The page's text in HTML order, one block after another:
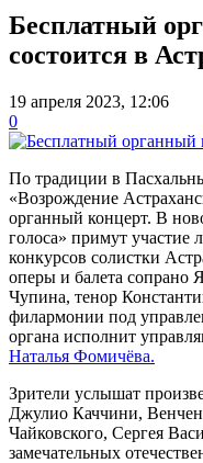
Бесплатный
состоится в
19 апреля 2023, 12:06
0
По традиции в
«Возрождение
органный концерт. В
голоса» примут участие
конкурсов солистки
оперы и балета сопрано
Чупина, тенор
филармонии под
органа исполнит
Наталья Фомичёва.
Зрители услышат
Джулио Каччини,
Чайковского, Сергея
замечательных